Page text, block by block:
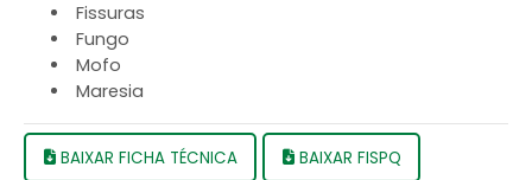
Fissuras
Fungo
Mofo
Maresia
BAIXAR FICHA TÉCNICA BAIXAR FISPQ